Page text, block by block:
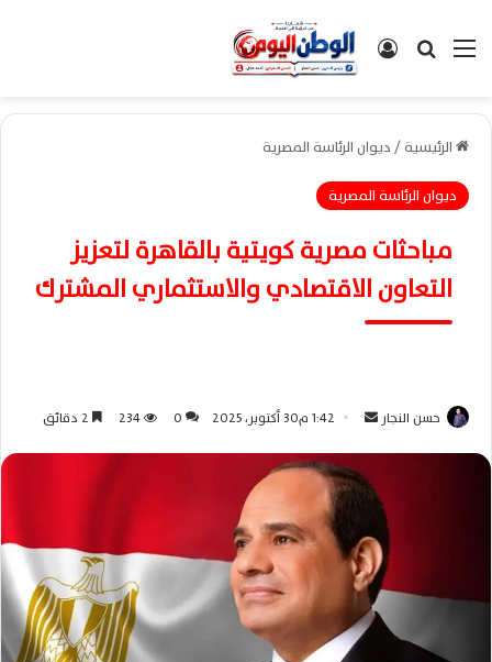
القائمةبحث عن تسجيل الدخول
الرئيسية/ديوان الرئاسة المصرية
ديوان الرئاسة المصرية
مباحثات مصرية كويتية بالقاهرة لتعزيز
التعاون الاقتصادي والاستثماري المشترك
حسن النجار
س
ل
ر
ي
ا
1:42 م30 أكتوبر، 2025 0
234